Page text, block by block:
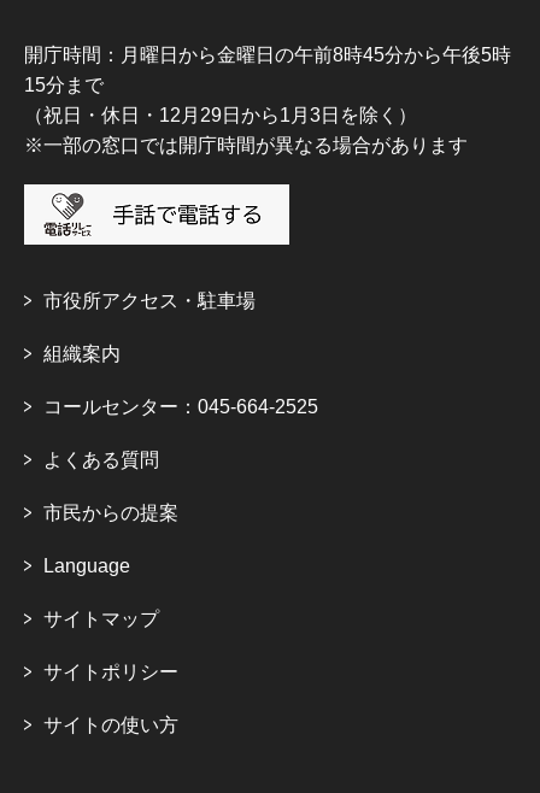
開庁時間：月曜日から金曜日の午前8時45分から午後5時
15分まで
（祝日・休日・12月29日から1月3日を除く）
※一部の窓口では開庁時間が異なる場合があります
市役所アクセス・駐車場
組織案内
コールセンター：045-664-2525
よくある質問
市民からの提案
Language
サイトマップ
サイトポリシー
サイトの使い方